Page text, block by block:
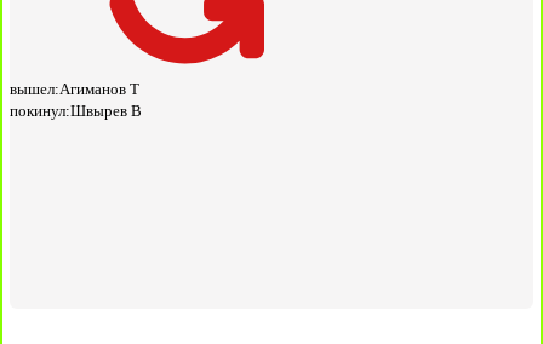
вышел:Агиманов Т
покинул:Швырев В